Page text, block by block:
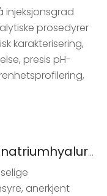
injeksjonsgrad
prosedyrer
karakterisering,
presis pH-
Den komplette guiden til natriumhyaluronat i hudpleie
anerkjent